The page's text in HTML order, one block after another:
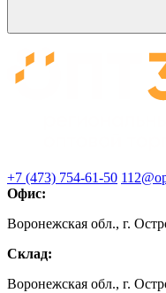
+7 (473) 754-61-50
Офис:
Воронежская обл., г.
Склад:
Воронежская обл., г.